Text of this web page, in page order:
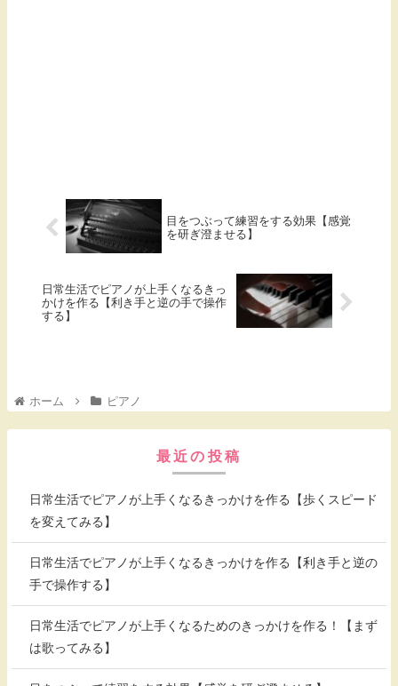
目をつぶって練習をする効果【感覚
を研ぎ澄ませる】
日常生活でピアノが上手くなるきっ
かけを作る【利き手と逆の手で操作
する】
ホーム ピアノ
最近の投稿
日常生活でピアノが上手くなるきっかけを作る【歩くスピード
を変えてみる】
日常生活でピアノが上手くなるきっかけを作る【利き手と逆の
手で操作する】
日常生活でピアノが上手くなるためのきっかけを作る！【まず
は歌ってみる】